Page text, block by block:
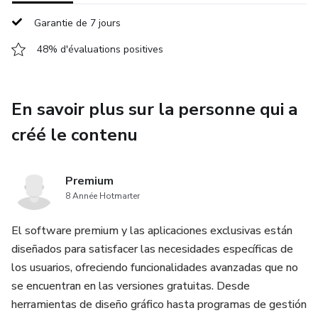
Garantie de 7 jours
48% d'évaluations positives
En savoir plus sur la personne qui a
créé le contenu
Premium
8 Année Hotmarter
El software premium y las aplicaciones exclusivas están
diseñados para satisfacer las necesidades específicas de
los usuarios, ofreciendo funcionalidades avanzadas que no
se encuentran en las versiones gratuitas. Desde
herramientas de diseño gráfico hasta programas de gestión